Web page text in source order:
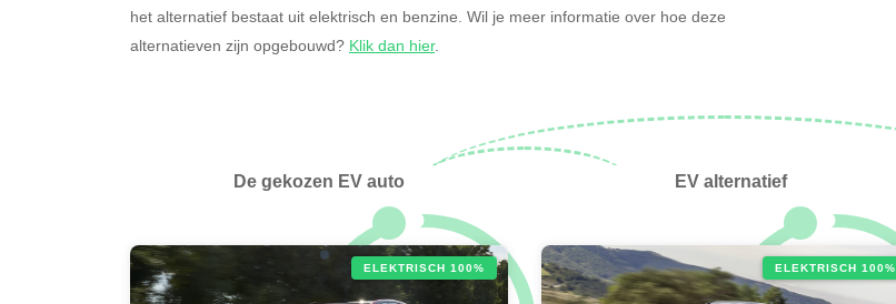
het alternatief bestaat uit elektrisch en benzine. Wil je meer informatie over hoe deze
alternatieven zijn opgebouwd? Klik dan hier.
De gekozen EV auto
ELEKTRISCH 100%
EV alternatief
ELEKTRISCH 100%